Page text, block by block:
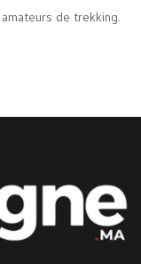
de trekking.